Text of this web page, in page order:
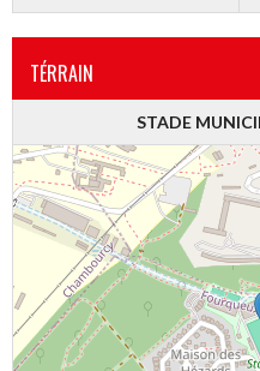
TÉRRAIN
STADE